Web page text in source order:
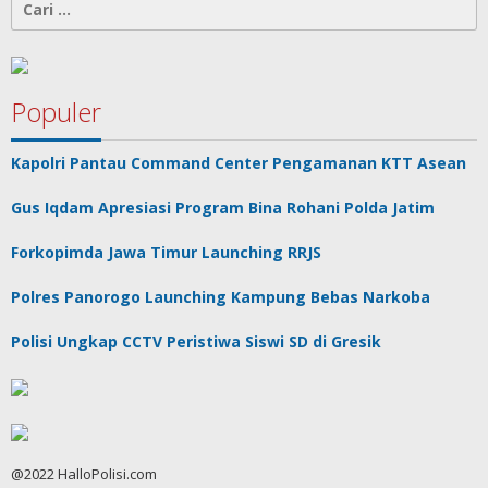
untuk:
Populer
Kapolri Pantau Command Center Pengamanan KTT Asean
Gus Iqdam Apresiasi Program Bina Rohani Polda Jatim
Forkopimda Jawa Timur Launching RRJS
Polres Panorogo Launching Kampung Bebas Narkoba
Polisi Ungkap CCTV Peristiwa Siswi SD di Gresik
@2022 HalloPolisi.com